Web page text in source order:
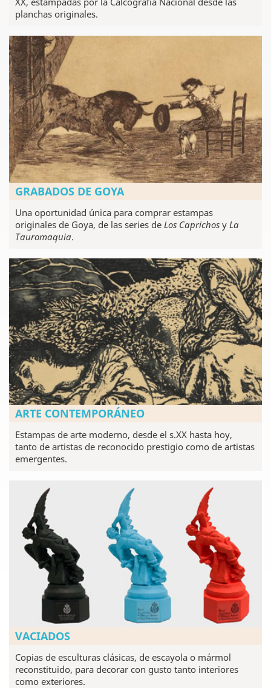
planchas originales.
GRABADOS DE GOYA
Una oportunidad única para comprar estampas
originales de Goya, de las series de Los Caprichos y La
Tauromaquia.
ARTE CONTEMPORÁNEO
Estampas de arte moderno, desde el s.XX hasta hoy,
tanto de artistas de reconocido prestigio como de artistas
emergentes.
VACIADOS
Copias de esculturas clásicas, de escayola o mármol
reconstituido, para decorar con gusto tanto interiores
como exteriores.